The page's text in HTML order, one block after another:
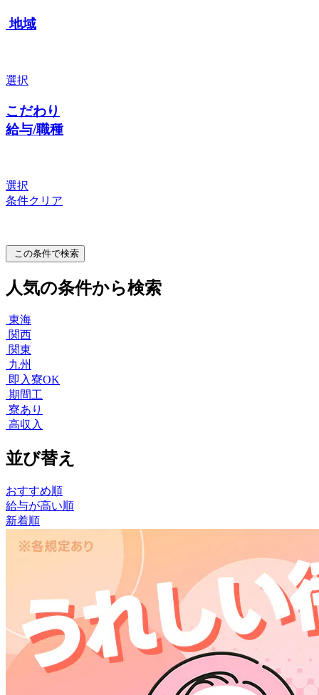
地域
選択
こだわり
給与/職種
選択
条件クリア
この条件で検索
人気の条件から検索
東海
関西
関東
九州
即入寮OK
期間工
寮あり
高収入
並び替え
おすすめ順
給与が高い順
新着順